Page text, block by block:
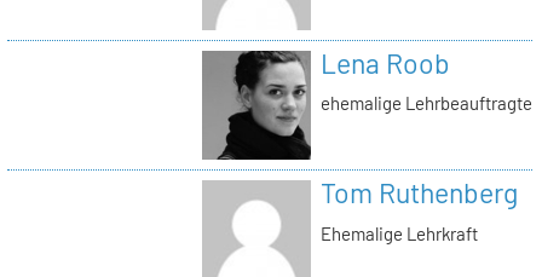
Lena Roob
ehemalige Lehrbeauftragte
Tom Ruthenberg
Ehemalige Lehrkraft